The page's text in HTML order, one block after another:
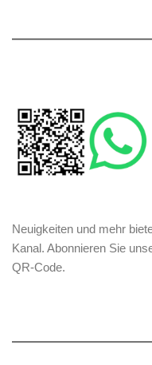
Neuigkeiten und mehr
Kanal. Abonnieren Sie
QR-Code.